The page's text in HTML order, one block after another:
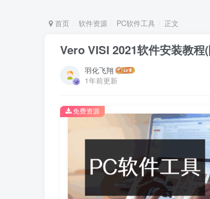
首页 软件资源 PC软件工具 正文
Vero VISI 2021软件安装教程
羽化飞翔
1年前更新
免费资源